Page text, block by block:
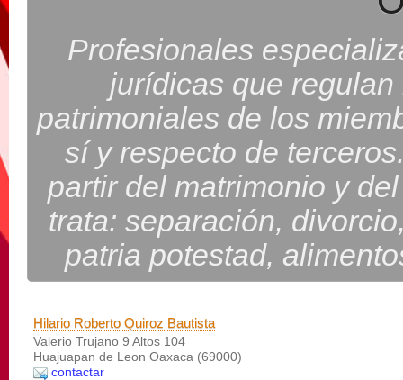
Profesionales
jurídicas que
patrimoniales de los
sí y respecto de
partir del matrimonio y
trata: separación,
patria potestad,
Hilario Roberto Quiroz Bautista
Valerio Trujano 9 Altos 104
Huajuapan de Leon Oaxaca (69000)
contactar